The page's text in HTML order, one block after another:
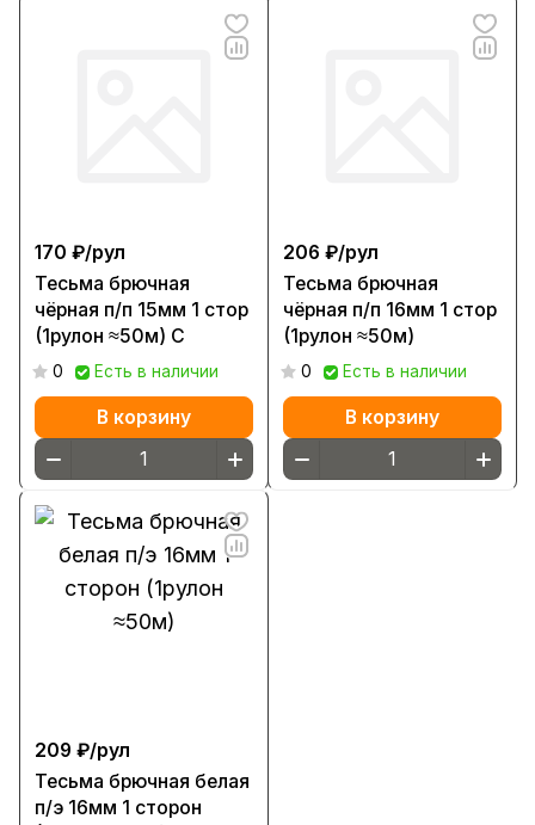
170 ₽/рул
Тесьма брючная
чёрная п/п 15мм 1 стор
(1рулон ≈50м) С
0 Есть в наличии
В корзину
206 ₽/рул
Тесьма брючная
чёрная п/п 16мм 1 стор
(1рулон ≈50м)
0 Есть в наличии
В корзину
209 ₽/рул
Тесьма брючная белая
п/э 16мм 1 сторон